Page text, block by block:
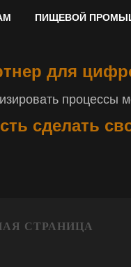
ПИЩЕВОЙ
для
процессы
сделать
СТРАНИЦА